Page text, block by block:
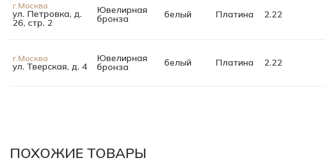
г.Москва
ул. Петровка, д.
26, стр. 2
Ювелирная
бронза белый Платина 2.22
г.Москва
ул. Тверская, д. 4
Ювелирная
бронза белый Платина 2.22
ПОХОЖИЕ ТОВАРЫ